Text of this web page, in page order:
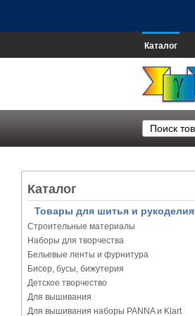
Каталог
Каталог
Товары для шитья и рукоделия
Строительные материалы
Наборы для творчества
Бельевые ленты и фурнитура
Бисер, бусы, бижутерия
Детское творчество
Для вышивания
Для вышивания наборы PANNA и Klart